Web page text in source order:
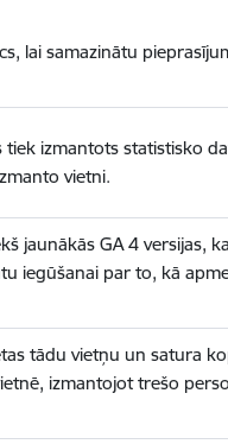
lai samazinātu
tiek izmantots statistisko
vietni.
jaunākās GA 4 versijas,
iegūšanai par to, kā
tādu vietņu un satura
izmantojot trešo